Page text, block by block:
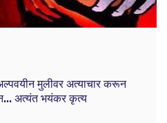
मुलीवर अत्याचार करून
अत्यंत भयंकर कृत्य